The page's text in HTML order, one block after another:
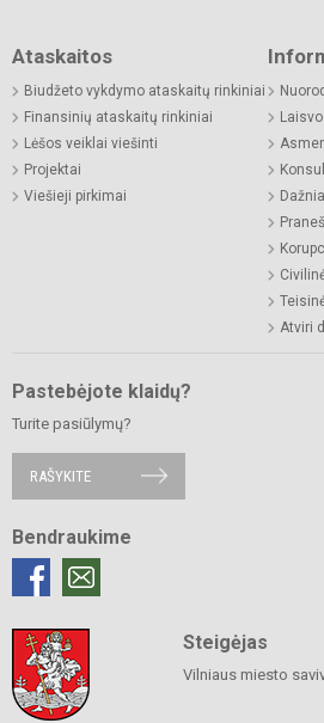
Ataskaitos
Biudžeto vykdymo ataskaitų rinkiniai
Finansinių ataskaitų rinkiniai
Lėšos veiklai viešinti
Projektai
Viešieji pirkimai
Atviri
Pastebėjote klaidų?
Turite pasiūlymų?
RAŠYKITE
Bendraukime
Steigėjas
Vilniaus miesto